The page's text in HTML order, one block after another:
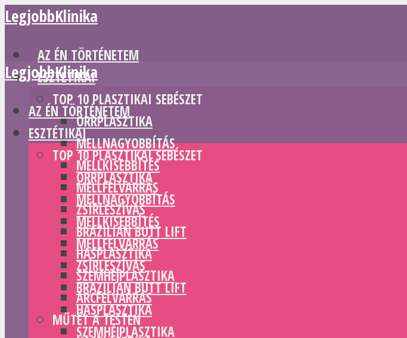
LegjobbKlinika
AZ ÉN TÖRTÉNETEM
ESZTÉTIKAI
TOP 10 PLASZTIKAI SEBÉSZET
ORRPLASZTIKA
MELLNAGYOBBÍTÁS
MELLKISEBBÍTÉS
MELLFELVARRÁS
ZSÍRLESZÍVÁS
BRAZILIAN BUTT LIFT
HASPLASZTIKA
SZEMHÉJPLASZTIKA
ARCFELVARRÁS
MŰTÉT A TESTEN
LegjobbKlinika
AZ ÉN TÖRTÉNETEM
ESZTÉTIKAI
TOP 10 PLASZTIKAI SEBÉSZET
ORRPLASZTIKA
MELLNAGYOBBÍTÁS
MELLKISEBBÍTÉS
MELLFELVARRÁS
ZSÍRLESZÍVÁS
BRAZILIAN BUTT LIFT
HASPLASZTIKA
SZEMHÉJPLASZTIKA